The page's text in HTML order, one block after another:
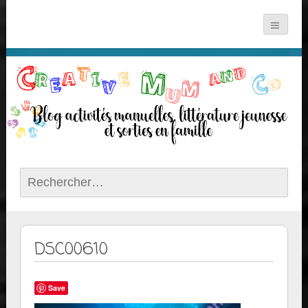
Rechercher :
DSC00610
Save